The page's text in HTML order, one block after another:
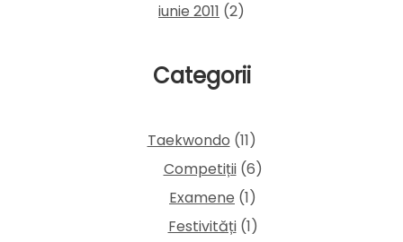
iunie 2011 (2)
Categorii
Taekwondo (11)
Competiții(6)
Examene (1)
Festivități(1)